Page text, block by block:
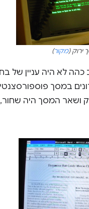
ירוק (מקור)
לא היה עניין של
במסך